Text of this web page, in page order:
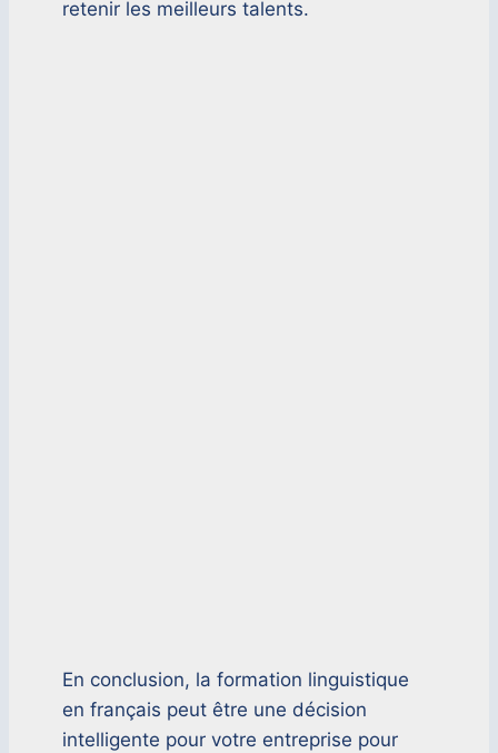
retenir les meilleurs talents.
En conclusion, la formation linguistique
en français peut être une décision
intelligente pour votre entreprise pour